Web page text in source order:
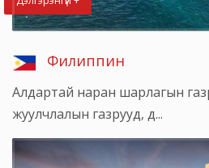
Филиппин
Алдартай наран шарлагын
жуулчлалын газрууд, д...